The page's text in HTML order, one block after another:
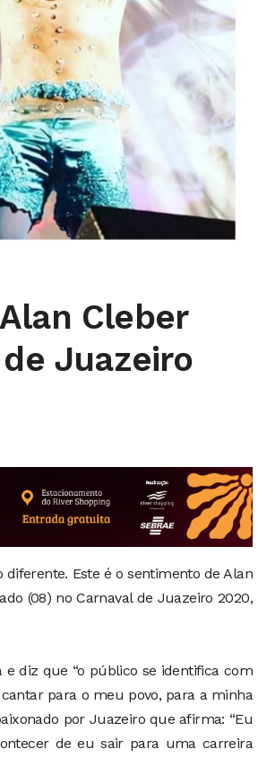
Cleber
Juazeiro
Este é o sentimento de Alan
(08) no Carnaval de Juazeiro 2020,
diz que “o público se identifica com
para o meu povo, para a minha
por Juazeiro que afirma: “Eu
de eu sair para uma carreira